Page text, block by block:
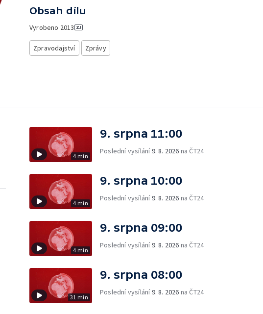
Obsah dílu
Vyrobeno 2013
Zpravodajství Zprávy
4 min
9. srpna 11:00
Poslední vysílání9. 8. 2026 na ČT24
4 min
9. srpna 10:00
Poslední vysílání9. 8. 2026 na ČT24
4 min
9. srpna 09:00
Poslední vysílání9. 8. 2026 na ČT24
31 min
9. srpna 08:00
Poslední vysílání9. 8. 2026 na ČT24